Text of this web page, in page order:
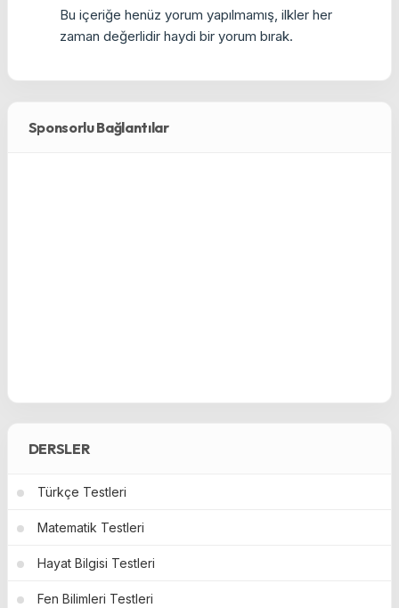
Bu içeriğe henüz yorum yapılmamış, ilkler her
zaman değerlidir haydi bir yorum bırak.
Sponsorlu Bağlantılar
DERSLER
Türkçe Testleri
Matematik Testleri
Hayat Bilgisi Testleri
Fen Bilimleri Testleri